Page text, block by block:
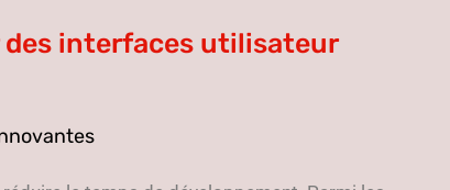
des interfaces utilisateur